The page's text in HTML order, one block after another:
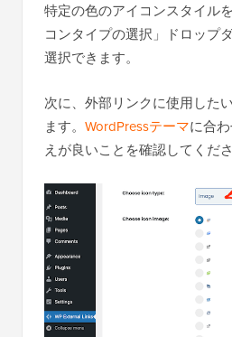
特定の色のアイコンスタイル
コンタイプの選択」ドロップ
選択できます。
次に、外部リンクに使用した
ます。 WordPressテーマに合
えが良いことを確認してくださ